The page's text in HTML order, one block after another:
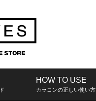
HOW TO USE
カラコンの正しい使い方